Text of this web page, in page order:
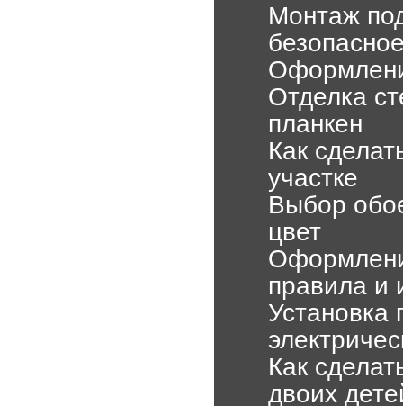
Монтаж
Отделка
планкен
Как
участке
Выбор
цвет
правила и
Установка
Как
двоих